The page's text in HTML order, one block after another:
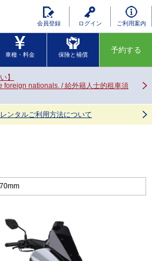
ご利用案内
ログイン
会員登録
車種・料金 保険と補償
予約する
】
foreign nationals. / 給外籍人士的租車須
ンタルご利用方法について